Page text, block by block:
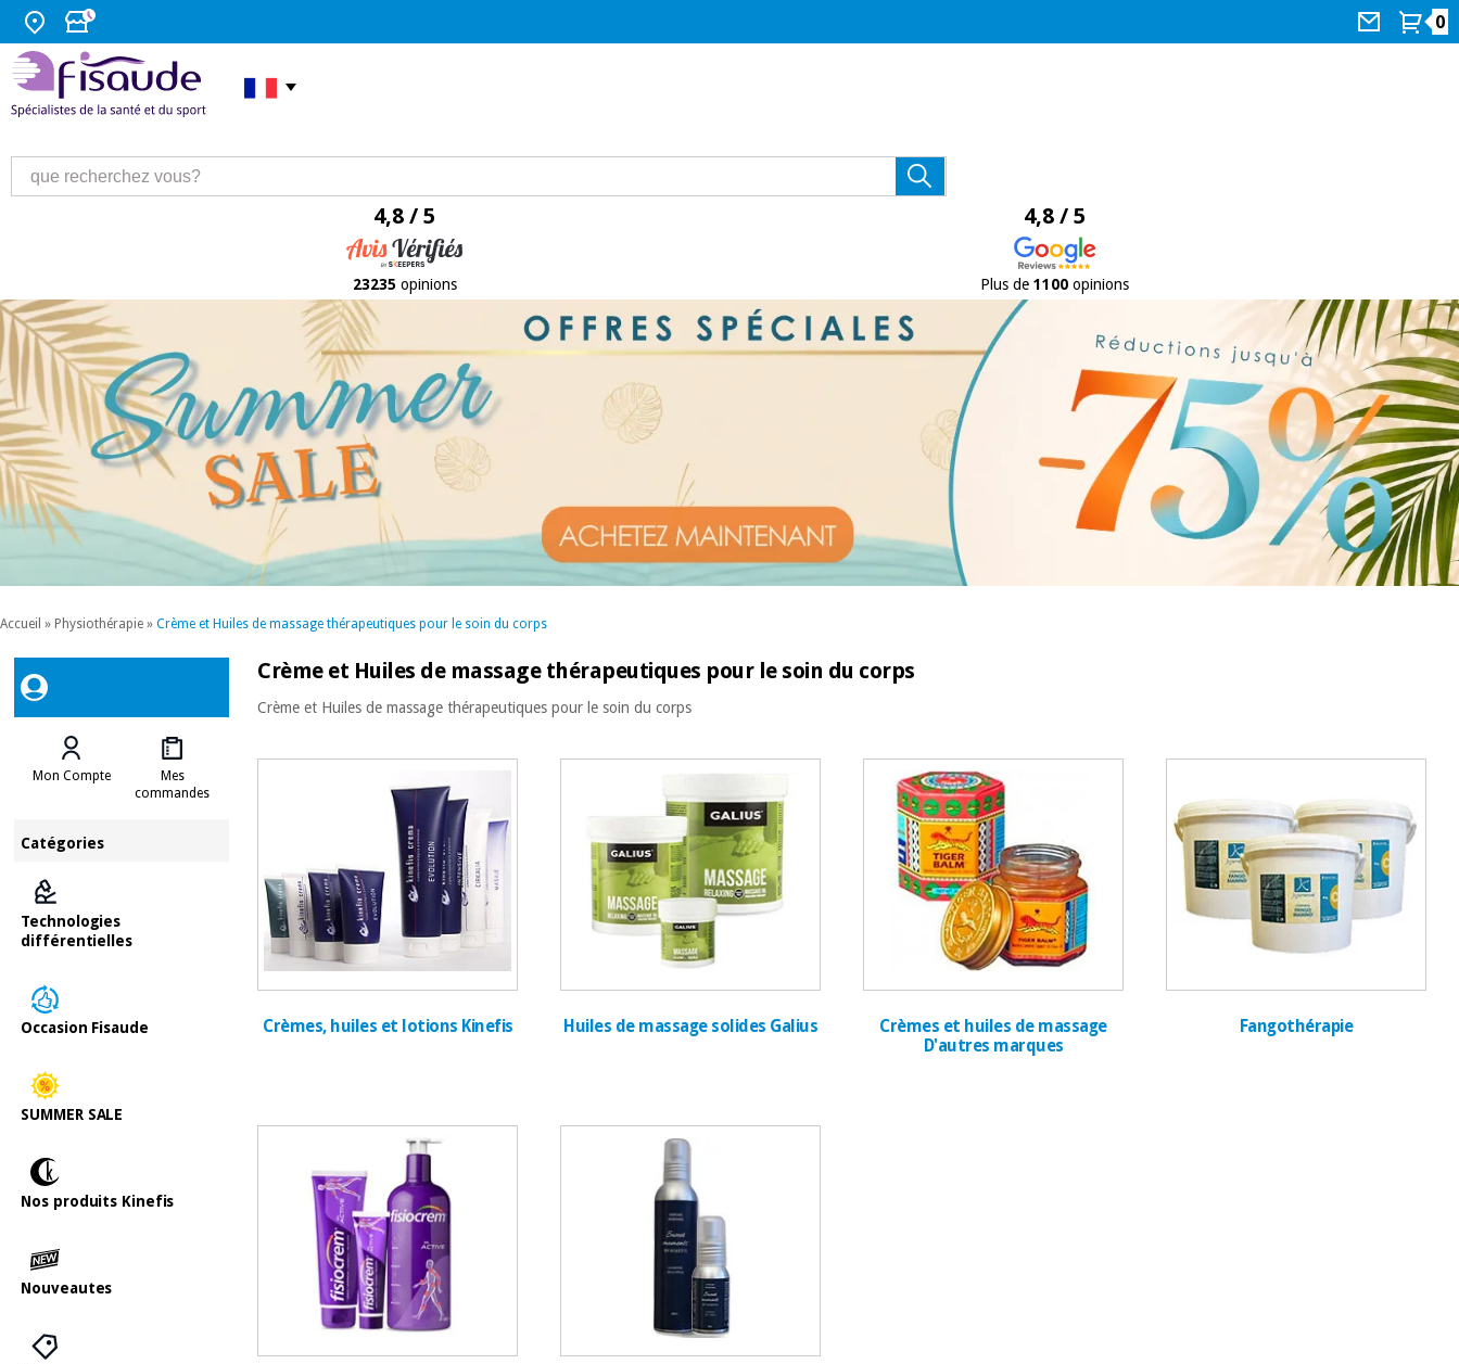
0
4,8 / 5
23235 opinions
4,8 / 5
Plus de 1100opinions
Accueil » Physiothérapie » Crème et Huiles de massage thérapeutiques pour le soin du corps
Mon Compte
Mes
commandes
Catégories
Technologies
différentielles
Occasion Fisaude
SUMMER SALE
Nos produits Kinefis
Nouveautes
Crème et Huiles de massage thérapeutiques pour le soin du corps
Crème et Huiles de massage thérapeutiques pour le soin du corps
Crèmes, huiles et lotions Kinefis Huiles de massage solides Galius
Crèmes et huiles de massage
D'autres marques
Fangothérapie